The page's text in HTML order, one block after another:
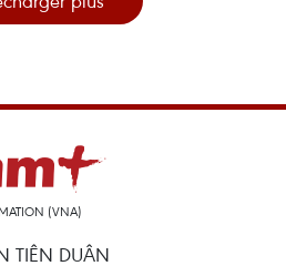
(VNA)
TIÊN DUÂN